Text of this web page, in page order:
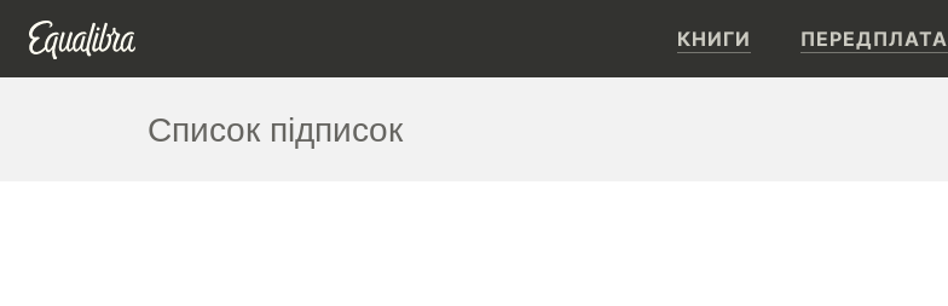
КНИГИ ПЕРЕДПЛАТА
Список підписок